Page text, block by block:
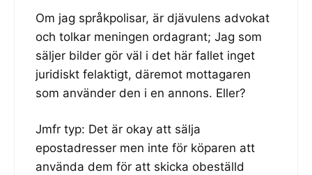
Om jag språkpolisar, är djävulens advokat
och tolkar meningen ordagrant; Jag som
säljer bilder gör väl i det här fallet inget
juridiskt felaktigt, däremot mottagaren
som använder den i en annons. Eller?
Jmfr typ: Det är okay att sälja
epostadresser men inte för köparen att
använda dem för att skicka obeställd